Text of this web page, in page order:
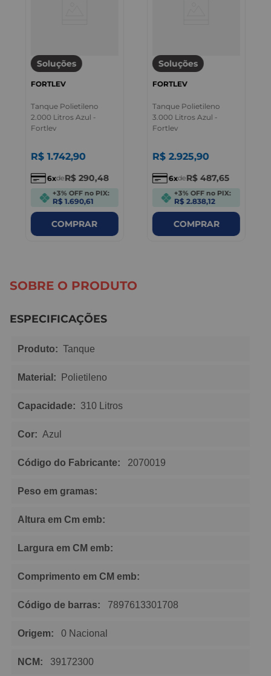
Soluções
FORTLEV
Tanque Polietileno
2.000 Litros Azul -
Fortlev
R$ 1.742,90
6 deR$ 290,48
+3% OFF no PIX:
R$ 1.690,61
COMPRAR
Soluções
FORTLEV
Tanque Polietileno
3.000 Litros Azul -
Fortlev
R$ 2.925,90
6 deR$ 487,65
+3% OFF no PIX:
R$ 2.838,12
COMPRAR
SOBRE O PRODUTO
ESPECIFICAÇÕES
Produto: Tanque
Material: Polietileno
Capacidade: 310 Litros
Cor: Azul
Código do Fabricante: 2070019
Peso em gramas:
Altura em Cm emb:
Largura em CM emb:
Comprimento em CM emb:
Código de barras: 7897613301708
Origem: 0 Nacional
NCM: 39172300